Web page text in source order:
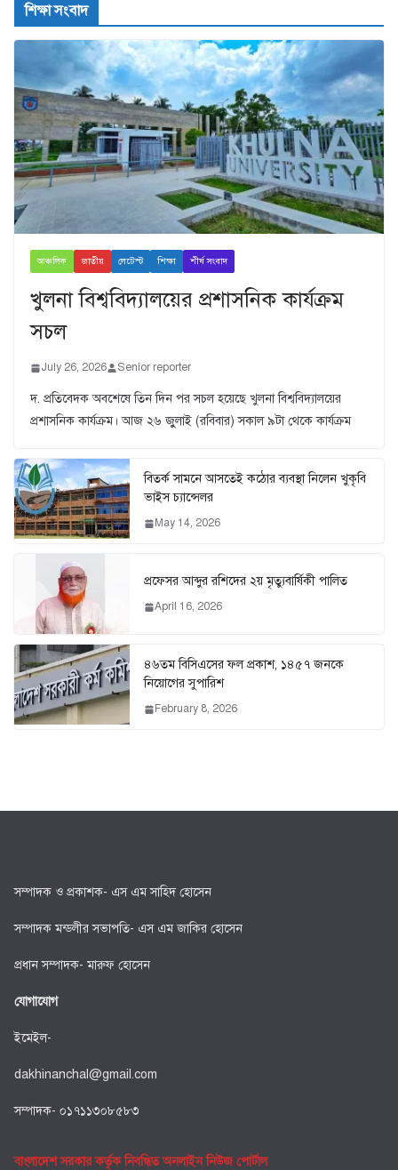
শিক্ষা সংবাদ
আঞ্চলিক জাতীয় লেটেস্ট শিক্ষা শীর্ষ সংবাদ
খুলনা বিশ্ববিদ্যালয়ের প্রশাসনিক কার্যক্রম
সচল
July 26, 2026 Senior reporter
দ. প্রতিবেদক অবশেষে তিন দিন পর সচল হয়েছে খুলনা বিশ্ববিদ্যালয়ের
প্রশাসনিক কার্যক্রম। আজ ২৬ জুুলাই (রবিবার) সকাল ৯টা থেকে কার্যক্রম
বিতর্ক সামনে আসতেই কঠোর ব্যবস্থা নিলেন খুকৃবি
ভাইস চ্যান্সেলর
May 14, 2026
প্রফেসর আব্দুর রশিদের ২য় মৃত্যুবার্ষিকী পালিত
April 16, 2026
৪৬তম বিসিএসের ফল প্রকাশ, ১৪৫৭ জনকে
নিয়োগের সুপারিশ
February 8, 2026
সম্পাদক ও প্রকাশক- এস এম সাহিদ হোসেন
সম্পাদক মন্ডলীর সভাপতি- এস এম জাকির হোসেন
প্রধান সম্পাদক- মারুফ হোসেন
যোগাযোগ
ইমেইল-
dakhinanchal@gmail.com
সম্পাদক- ০১৭১১৩০৮৫৮৩
বাংলাদেশ সরকার কর্তৃক নিবন্ধিত অনলাইন নিউজ পোর্টাল